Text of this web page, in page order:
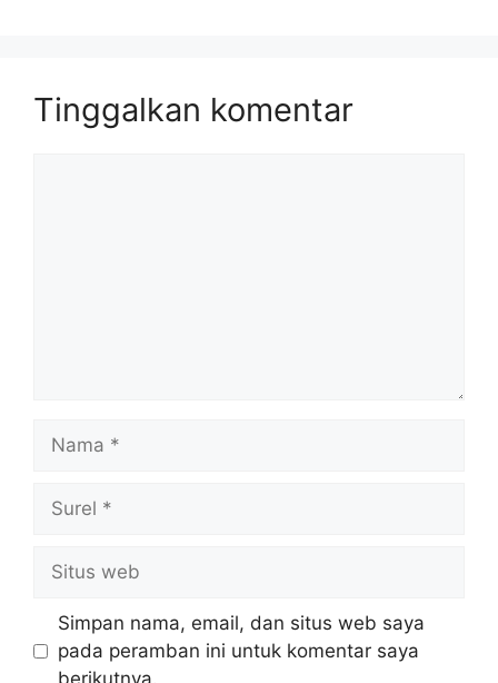
Tinggalkan komentar
web
Simpan nama, email, dan situs web saya
pada peramban ini untuk komentar saya
berikutnya.